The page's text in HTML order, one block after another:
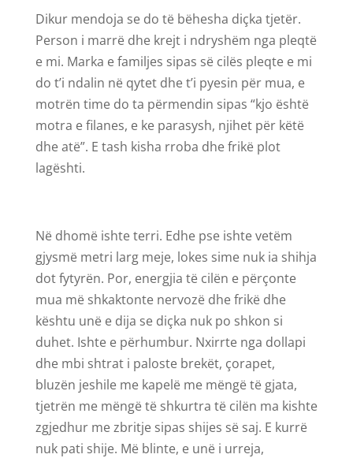
Dikur mendoja se do të bëhesha diçka tjetër.
Person i marrë dhe krejt i ndryshëm nga pleqtë
e mi. Marka e familjes sipas së cilës pleqte e mi
do t’i ndalin në qytet dhe t’i pyesin për mua, e
motrën time do ta përmendin sipas “kjo është
motra e filanes, e ke parasysh, njihet për këtë
dhe atë”. E tash kisha rroba dhe frikë plot
lagështi.
Në dhomë ishte terri. Edhe pse ishte vetëm
gjysmë metri larg meje, lokes sime nuk ia shihja
dot fytyrën. Por, energjia të cilën e përçonte
mua më shkaktonte nervozë dhe frikë dhe
kështu unë e dija se diçka nuk po shkon si
duhet. Ishte e përhumbur. Nxirrte nga dollapi
dhe mbi shtrat i paloste brekët, çorapet,
bluzën jeshile me kapelë me mëngë të gjata,
tjetrën me mëngë të shkurtra të cilën ma kishte
zgjedhur me zbritje sipas shijes së saj. E kurrë
nuk pati shije. Më blinte, e unë i urreja,